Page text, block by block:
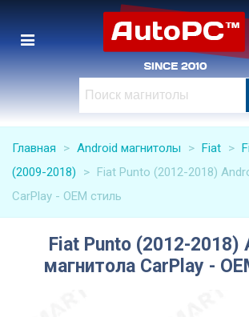
Главная > Android магнитолы > Fiat >
(2009-2018)
> Fiat Punto (2012-2018)
CarPlay - OEM стиль
Fiat Punto (2012-2018)
магнитола CarPlay -